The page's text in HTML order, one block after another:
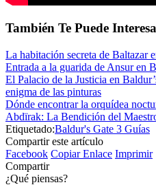
También Te Puede
La habitación secreta de Baltazar
Entrada a la guarida de Ansur en
El Palacio de la Justicia en
enigma de las pinturas
Dónde encontrar la orquídea
Abdïrak: La Bendición del
Etiquetado:Baldur's Gate 3 Guías
Compartir este artículo
Facebook Copiar Enlace Imprimir
Compartir
¿Qué piensas?